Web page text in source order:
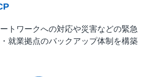
トワークへの対応や災害などの緊急
就業拠点のバックアップ体制を構築